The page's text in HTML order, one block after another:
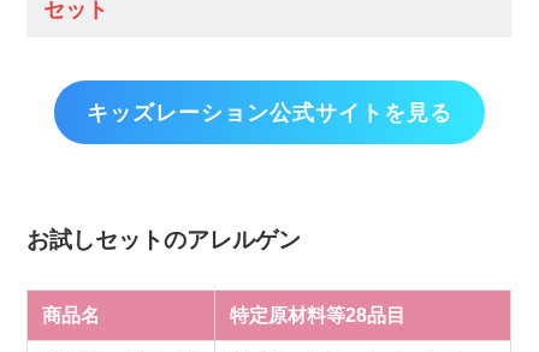
セット
キッズレーション公式サイトを見る
お試しセットのアレルゲン
商品名 特定原材料等28品目